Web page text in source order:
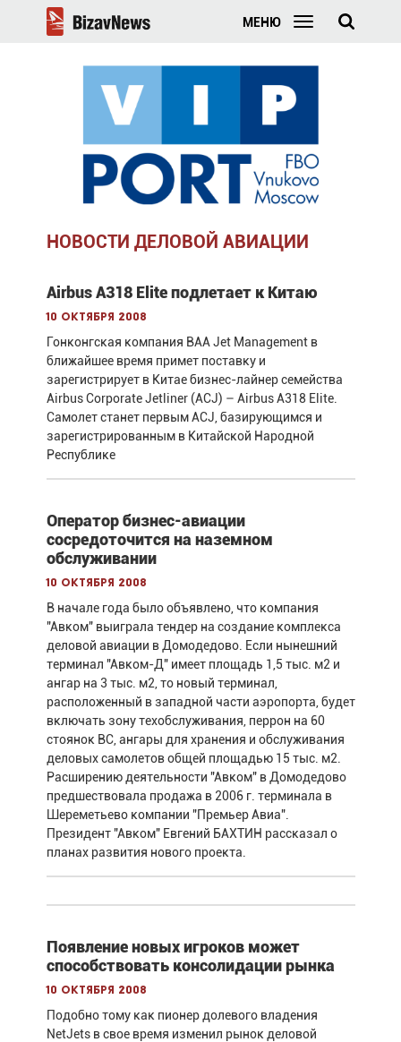
МЕНЮ
НОВОСТИ ДЕЛОВОЙ АВИАЦИИ
Airbus A318 Elite подлетает к Китаю
10 октября 2008
Гонконгская компания BAA Jet Management в
ближайшее время примет поставку и
зарегистрирует в Китае бизнес-лайнер семейства
Airbus Corporate Jetliner (ACJ) – Airbus A318 Elite.
Самолет станет первым ACJ, базирующимся и
зарегистрированным в Китайской Народной
Республике
Оператор бизнес-авиации
сосредоточится на наземном
обслуживании
10 октября 2008
В начале года было объявлено, что компания
"Авком" выиграла тендер на создание комплекса
деловой авиации в Домодедово. Если нынешний
терминал "Авком-Д" имеет площадь 1,5 тыс. м2 и
ангар на 3 тыс. м2, то новый терминал,
расположенный в западной части аэропорта, будет
включать зону техобслуживания, перрон на 60
стоянок ВС, ангары для хранения и обслуживания
деловых самолетов общей площадью 15 тыс. м2.
Расширению деятельности "Авком" в Домодедово
предшествовала продажа в 2006 г. терминала в
Шереметьево компании "Премьер Авиа".
Президент "Авком" Евгений БАХТИН рассказал о
планах развития нового проекта.
Появление новых игроков может
способствовать консолидации рынка
10 октября 2008
Подобно тому как пионер долевого владения
NetJets в свое время изменил рынок деловой